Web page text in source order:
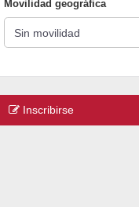
Movilidad geográfica
Inscribirse